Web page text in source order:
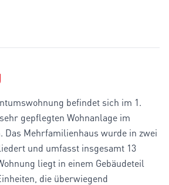
befindet sich im 1.
gepflegten Wohnanlage im
Das Mehrfamilienhaus wurde in zwei
und umfasst insgesamt 13
liegt in einem Gebäudeteil
die überwiegend